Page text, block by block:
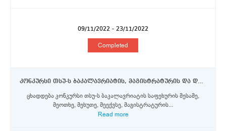
09/11/2022 - 23/11/2022
Completed
კონკურსი თსუ-ს ბაკალავრიატის, მაგისტრატურის და დოქტორანტურის საფეხურის სტუდენტებისთვის კოტ დ’აზურის უნივერსიტეტში ერაზმუს+ პროგრამის სტიპენდიების მოსაპოვებლად
ცხადდება კონკურსი თსუ-ს ბაკალავრიატის საფეხურის მესამე,
მეოთხე, მეხუთე, მეექვსე, მაგისტრატურის...
Read more